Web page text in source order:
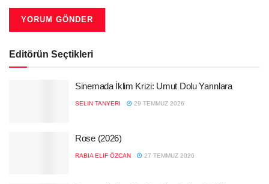
Editörün Seçtikleri
Sinemada İklim Krizi: Umut Dolu Yarınlara
SELIN TANYERI 29 TEMMUZ 2026
Rose (2026)
RABIA ELIF ÖZCAN 27 TEMMUZ 2026